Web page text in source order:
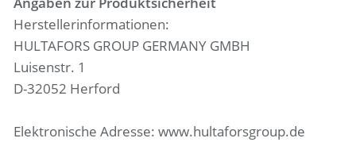
Herstellerinformationen:
HULTAFORS GROUP GERMANY GMBH
Luisenstr. 1
D-32052 Herford
Elektronische Adresse: www.hultaforsgroup.de